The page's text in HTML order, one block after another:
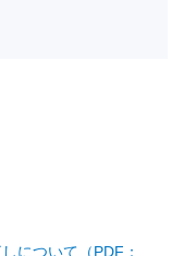
について（PDF：